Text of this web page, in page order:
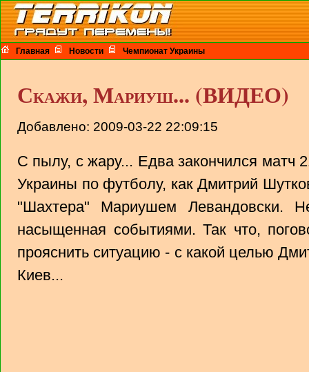
Главная Новости Чемпионат Украины
Скажи, Мариуш... (ВИДЕО)
Добавлено: 2009-03-22 22:09:15
С пылу, с жару... Едва закончился матч
Украины по футболу, как Дмитрий
"Шахтера" Мариушем Левандовски.
насыщенная событиями. Так что,
прояснить ситуацию - с какой целью
Киев...